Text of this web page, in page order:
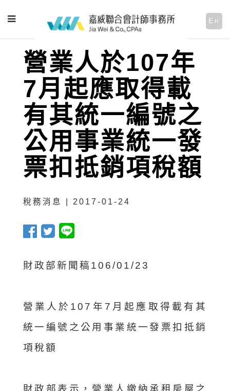
En
營業人於107年
7月起應取得載
有其統一編號之
公用事業統一發
票扣抵銷項稅額
稅務消息 | 2017-01-24
財政部新聞稿106/01/23
營業人於107年7月起應取得載有其
統一編號之公用事業統一發票扣抵銷
項稅額
財政部表示，營業人繳納承租房屋之